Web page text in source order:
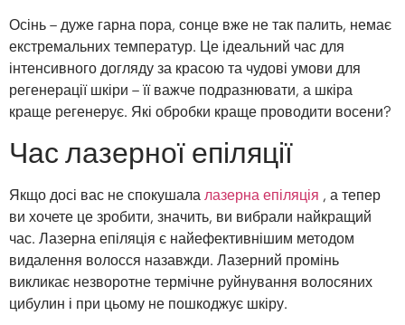
Осінь – дуже гарна пора, сонце вже не так палить, немає
екстремальних температур. Це ідеальний час для
інтенсивного догляду за красою та чудові умови для
регенерації шкіри – її важче подразнювати, а шкіра
краще регенерує. Які обробки краще проводити восени?
Час лазерної епіляції
Якщо досі вас не спокушалалазерна епіляція , а тепер
ви хочете це зробити, значить, ви вибрали найкращий
час. Лазерна епіляція є найефективнішим методом
видалення волосся назавжди. Лазерний промінь
викликає незворотне термічне руйнування волосяних
цибулин і при цьому не пошкоджує шкіру.